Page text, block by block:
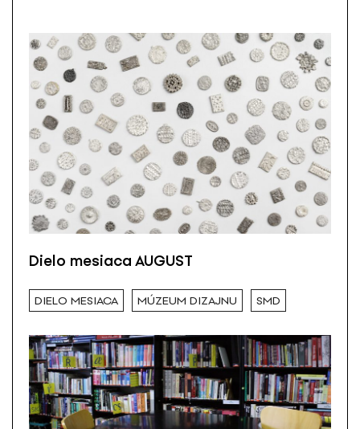
Dielo mesiaca AUGUST
DIELO MESIACA MÚZEUM DIZAJNU SMD